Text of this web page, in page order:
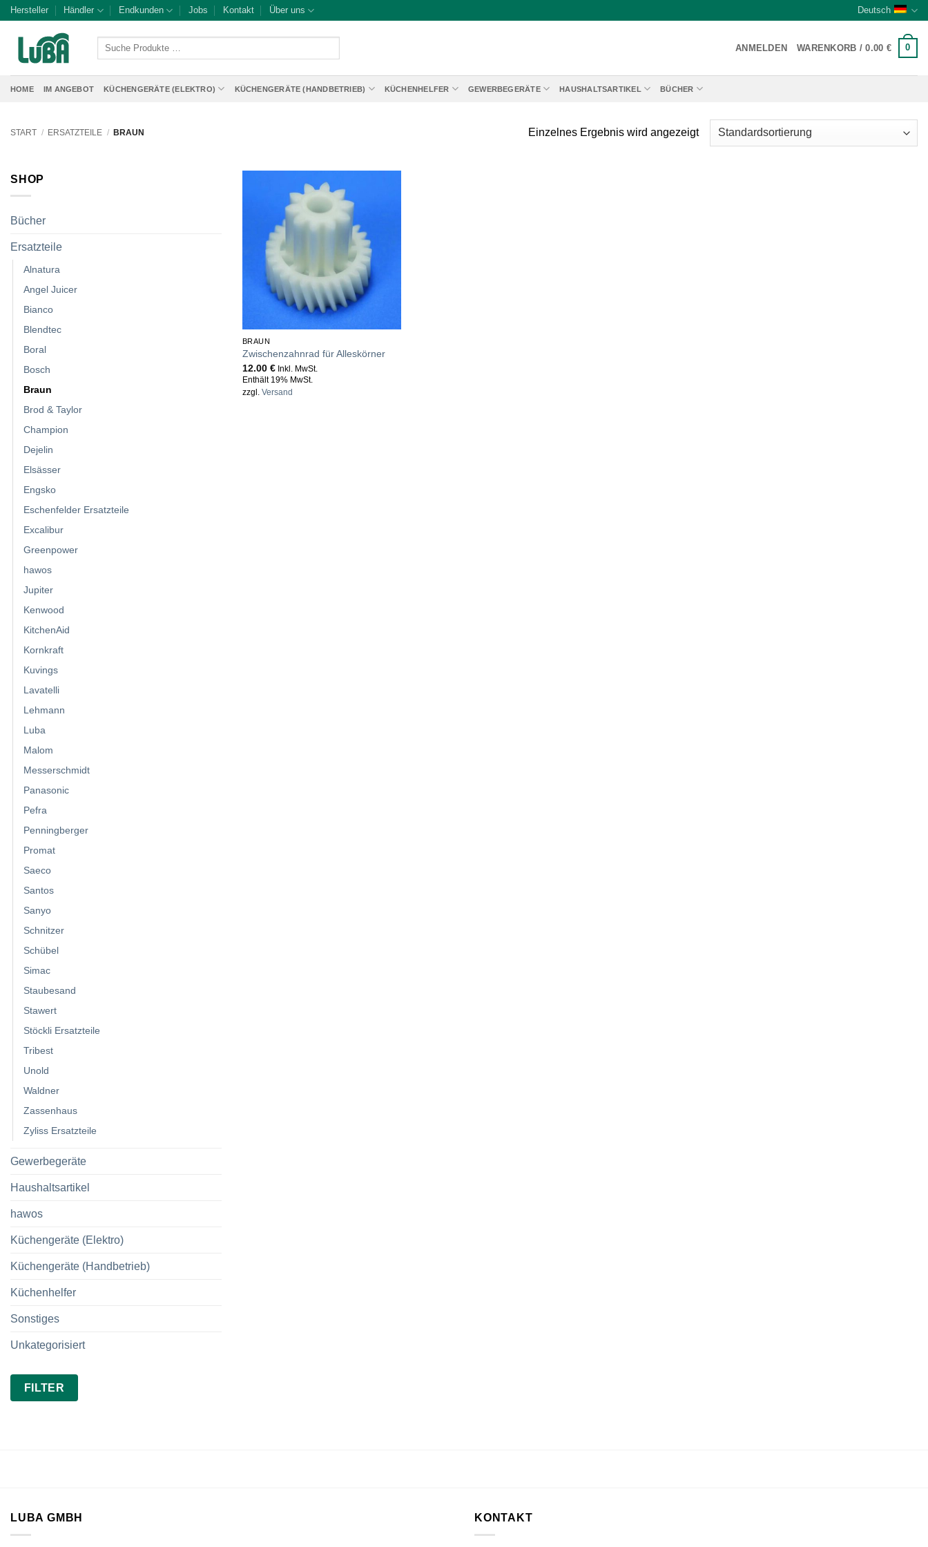
Zum
springen
Hersteller Händler Endkunden Jobs Kontakt Über uns Deutsch
Suche
ANMELDEN WARENKORB /0.00 € 0
HOME IM ANGEBOT KÜCHENGERÄTE (ELEKTRO) KÜCHENGERÄTE (HANDBETRIEB) KÜCHENHELFER GEWERBEGERÄTE HAUSHALTSARTIKEL BÜCHER
START / ERSATZTEILE / BRAUN Einzelnes Ergebnis wird angezeigt
SHOP
Bücher
Ersatzteile
Alnatura
Angel Juicer
Bianco
Blendtec
Boral
Bosch
Braun
Brod & Taylor
Champion
Dejelin
Elsässer
Engsko
Eschenfelder Ersatzteile
Excalibur
Greenpower
hawos
Jupiter
Kenwood
KitchenAid
Kornkraft
Kuvings
Lavatelli
Lehmann
Luba
Malom
Messerschmidt
Panasonic
Pefra
Penningberger
Promat
Saeco
Santos
Sanyo
Schnitzer
Schübel
Simac
Staubesand
Stawert
Stöckli Ersatzteile
Tribest
Unold
Waldner
Zassenhaus
Zyliss Ersatzteile
Gewerbegeräte
Haushaltsartikel
hawos
Küchengeräte (Elektro)
Küchengeräte (Handbetrieb)
Küchenhelfer
Sonstiges
Unkategorisiert
Min.
Preis
Max.
Preis
FILTER
BRAUN
Zwischenzahnrad für Alleskörner
12.00 €Inkl. MwSt.
Enthält 19% MwSt.
zzgl. Versand
LUBA GMBH KONTAKT